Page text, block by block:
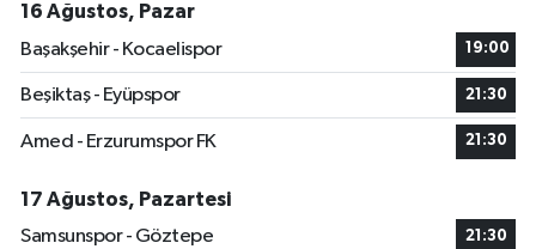
16 Ağustos, Pazar
Başakşehir - Kocaelispor
19:00
Beşiktaş - Eyüpspor 21:30
Amed - Erzurumspor FK 21:30
17 Ağustos, Pazartesi
Samsunspor - Göztepe
21:30